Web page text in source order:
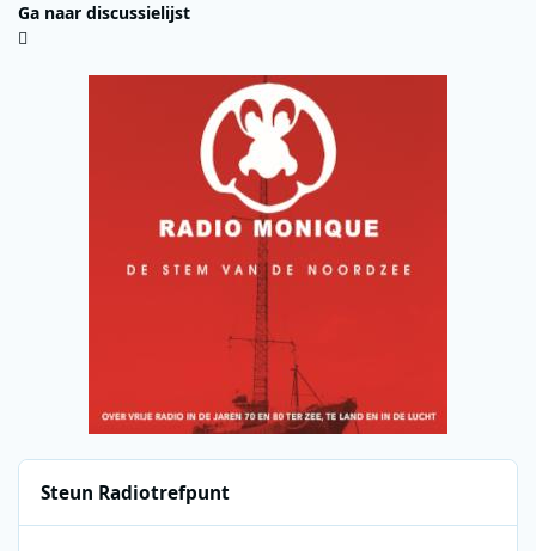
Ga naar discussielijst
Steun Radiotrefpunt